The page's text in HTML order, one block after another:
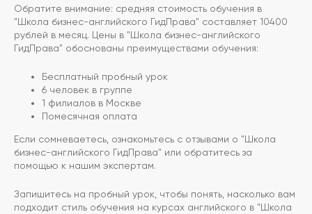
Обратите внимание: средняя стоимость обучения в
"Школа бизнес-английского ГидПрава" составляет 10400
рублей в месяц. Цены в "Школа бизнес-английского
ГидПрава" обоснованы преимуществами обучения:
Бесплатный пробный урок
6 человек в группе
1 филиалов в Москве
Помесячная оплата
Если сомневаетесь, ознакомьтесь с отзывами о "Школа
бизнес-английского ГидПрава" или обратитесь за
помощью к нашим экспертам.
Запишитесь на пробный урок, чтобы понять, насколько вам
подходит стиль обучения на курсах английского в "Школа